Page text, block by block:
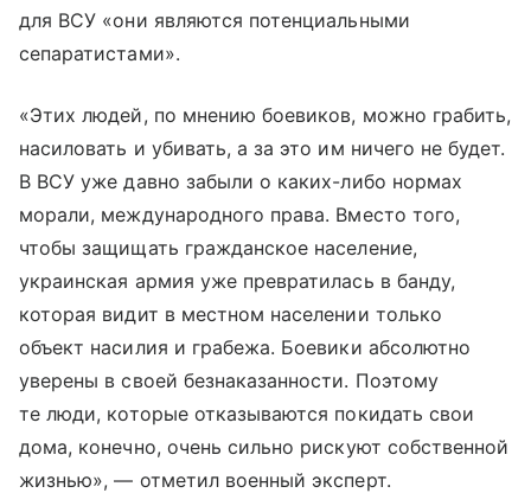
для ВСУ «они являются потенциальными
сепаратистами».
«Этих людей, по мнению боевиков, можно грабить,
насиловать и убивать, а за это им ничего не будет.
В ВСУ уже давно забыли о каких-либо нормах
морали, международного права. Вместо того,
чтобы защищать гражданское население,
украинская армия уже превратилась в банду,
которая видит в местном населении только
объект насилия и грабежа. Боевики абсолютно
уверены в своей безнаказанности. Поэтому
те люди, которые отказываются покидать свои
дома, конечно, очень сильно рискуют собственной
жизнью», — отметил военный эксперт.